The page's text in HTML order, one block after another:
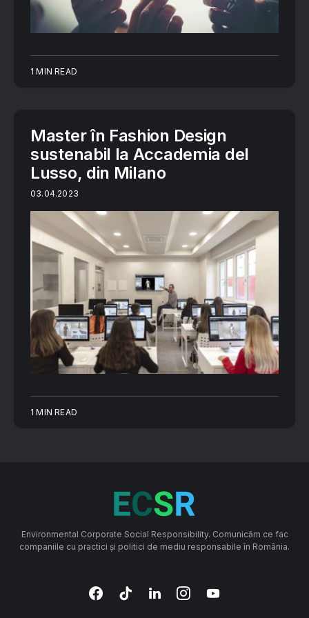
1 MIN READ
Master în Fashion Design
sustenabil la Accademia del
Lusso, din Milano
03.04.2023
1 MIN READ
Environmental Corporate Social Responsibility. Comunicăm ce fac
companiile cu practici și politici de mediu responsabile în România.